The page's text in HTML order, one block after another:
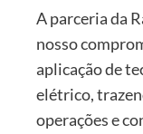
A parceria da
nosso
aplicação de
elétrico,
operações e